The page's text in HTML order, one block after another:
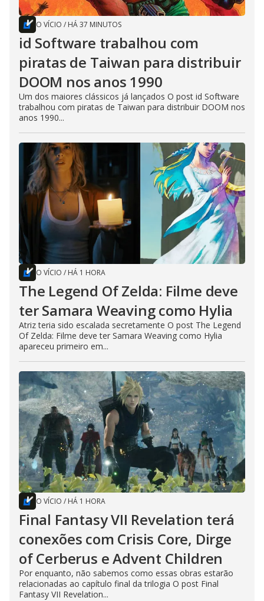
O VÍCIO / HÁ 37 MINUTOS
id Software trabalhou com
piratas de Taiwan para distribuir
DOOM nos anos 1990
Um dos maiores clássicos já lançados O post id Software
trabalhou com piratas de Taiwan para distribuir DOOM nos
anos 1990...
O VÍCIO / HÁ 1 HORA
The Legend Of Zelda: Filme deve
ter Samara Weaving como Hylia
Atriz teria sido escalada secretamente O post The Legend
Of Zelda: Filme deve ter Samara Weaving como Hylia
apareceu primeiro em...
O VÍCIO / HÁ 1 HORA
Final Fantasy VII Revelation terá
conexões com Crisis Core, Dirge
of Cerberus e Advent Children
Por enquanto, não sabemos como essas obras estarão
relacionadas ao capítulo final da trilogia O post Final
Fantasy VII Revelation...